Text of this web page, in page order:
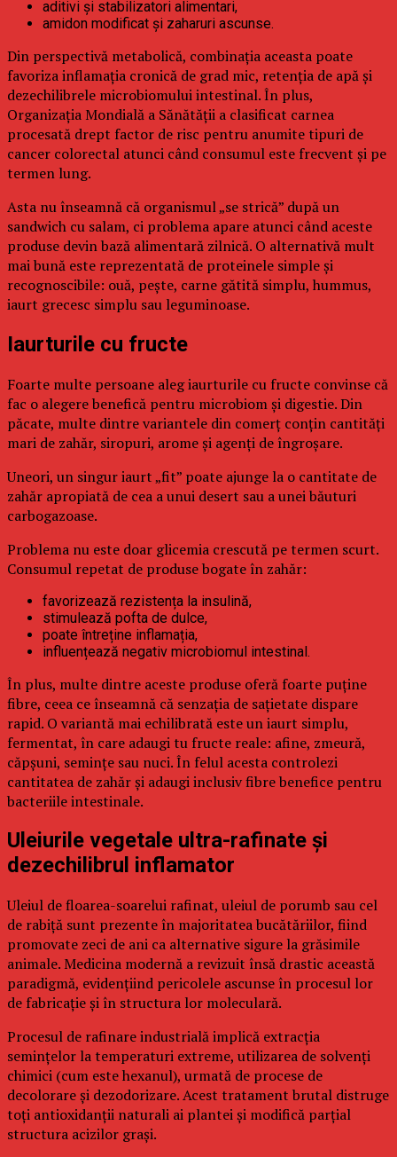
aditivi și stabilizatori alimentari,
amidon modificat și zaharuri ascunse.
Din perspectivă metabolică, combinația aceasta poate
favoriza inflamația cronică de grad mic, retenția de apă și
dezechilibrele microbiomului intestinal. În plus,
Organizația Mondială a Sănătății a clasificat carnea
procesată drept factor de risc pentru anumite tipuri de
cancer colorectal atunci când consumul este frecvent și pe
termen lung.
Asta nu înseamnă că organismul „se strică” după un
sandwich cu salam, ci problema apare atunci când aceste
produse devin bază alimentară zilnică. O alternativă mult
mai bună este reprezentată de proteinele simple și
recognoscibile: ouă, pește, carne gătită simplu, hummus,
iaurt grecesc simplu sau leguminoase.
Iaurturile cu fructe
Foarte multe persoane aleg iaurturile cu fructe convinse că
fac o alegere benefică pentru microbiom și digestie. Din
păcate, multe dintre variantele din comerț conțin cantități
mari de zahăr, siropuri, arome și agenți de îngroșare.
Uneori, un singur iaurt „fit” poate ajunge la o cantitate de
zahăr apropiată de cea a unui desert sau a unei băuturi
carbogazoase.
Problema nu este doar glicemia crescută pe termen scurt.
Consumul repetat de produse bogate în zahăr:
favorizează rezistența la insulină,
stimulează pofta de dulce,
poate întreține inflamația,
influențează negativ microbiomul intestinal.
În plus, multe dintre aceste produse oferă foarte puține
fibre, ceea ce înseamnă că senzația de sațietate dispare
rapid. O variantă mai echilibrată este un iaurt simplu,
fermentat, în care adaugi tu fructe reale: afine, zmeură,
căpșuni, semințe sau nuci. În felul acesta controlezi
cantitatea de zahăr și adaugi inclusiv fibre benefice pentru
bacteriile intestinale.
Uleiurile vegetale ultra-rafinate și
dezechilibrul inflamator
Uleiul de floarea-soarelui rafinat, uleiul de porumb sau cel
de rabiță sunt prezente în majoritatea bucătăriilor, fiind
promovate zeci de ani ca alternative sigure la grăsimile
animale. Medicina modernă a revizuit însă drastic această
paradigmă, evidențiind pericolele ascunse în procesul lor
de fabricație și în structura lor moleculară.
Procesul de rafinare industrială implică extracția
semințelor la temperaturi extreme, utilizarea de solvenți
chimici (cum este hexanul), urmată de procese de
decolorare și dezodorizare. Acest tratament brutal distruge
toți antioxidanții naturali ai plantei și modifică parțial
structura acizilor grași.